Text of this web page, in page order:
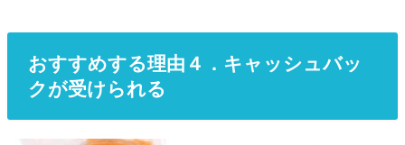
おすすめする理由４．キャッシュバッ
クが受けられる